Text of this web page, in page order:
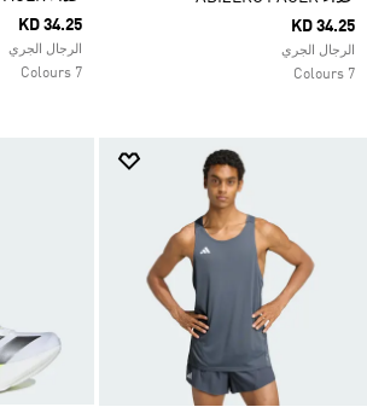
KD 34.25
الرجال الجري
7 Colours
KD 34.25
الرجال الجري
7 Colours